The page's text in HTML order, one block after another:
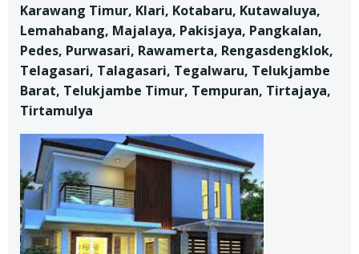
Karawang Timur, Klari, Kotabaru, Kutawaluya,
Lemahabang, Majalaya, Pakisjaya, Pangkalan,
Pedes, Purwasari, Rawamerta, Rengasdengklok,
Telagasari, Talagasari, Tegalwaru, Telukjambe
Barat, Telukjambe Timur, Tempuran, Tirtajaya,
Tirtamulya